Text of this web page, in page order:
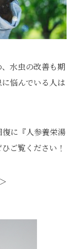
水虫の改善も期
悩んでいる人は
に『人参養栄湯
ご覧ください！